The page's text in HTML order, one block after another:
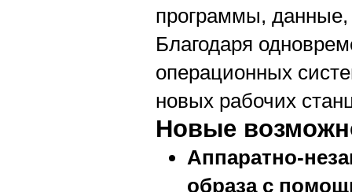
программы, данные,
Благодаря
операционных
новых рабочих
Новые
Аппаратно-
образа с